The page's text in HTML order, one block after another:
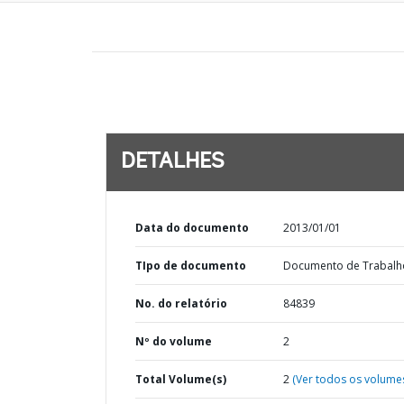
DETALHES
Data do documento 2013/01/01
TIpo de documento Documento de
No. do relatório 84839
Nº do volume 2
Total Volume(s) 2 (Ver todos os